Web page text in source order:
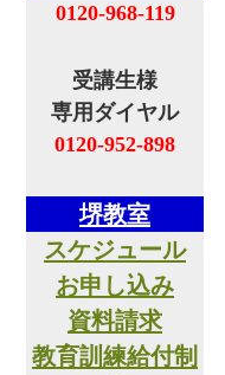
0120-968-119
受講生様
専用ダイヤル
0120-952-898
堺教室
スケジュール
お申し込み
資料請求
教育訓練給付制